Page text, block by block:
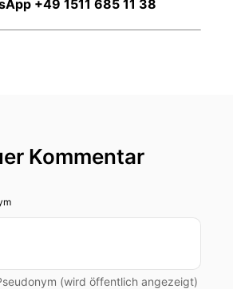
+49 1511 685 11 38
Kommentar
(wird öffentlich angezeigt)